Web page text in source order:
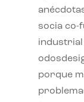
socia co-
industrial
porque